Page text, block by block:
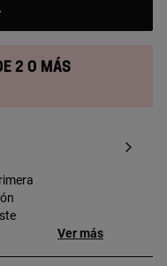
2 o más
Ver más